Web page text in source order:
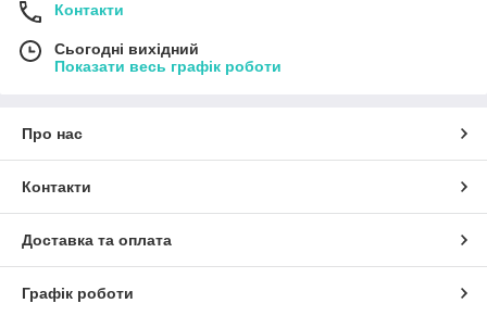
Контакти
Сьогодні вихідний
Показати весь графік роботи
Про нас
Контакти
Доставка та оплата
Графік роботи